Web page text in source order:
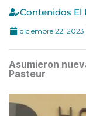
Contenidos El
diciembre 22, 2023
Asumieron
Pasteur